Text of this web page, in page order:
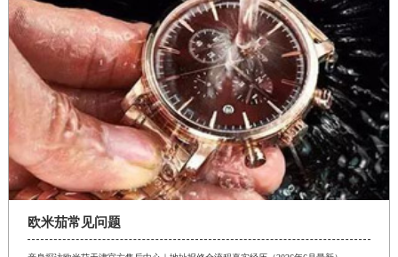
欧米茄常见问题